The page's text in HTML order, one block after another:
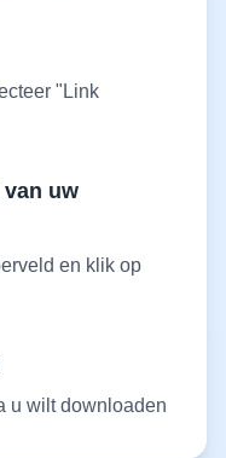
"Link
uw
en klik op
u wilt downloaden